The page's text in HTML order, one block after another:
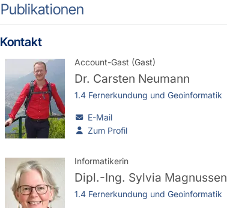
Publikationen
Kontakt
Account-Gast (Gast)
Dr. Carsten Neumann
1.4 Fernerkundung und Geoinformatik
E-Mail
Zum Profil
Informatikerin
Dipl.-Ing. Sylvia Magnussen
1.4 Fernerkundung und Geoinformatik